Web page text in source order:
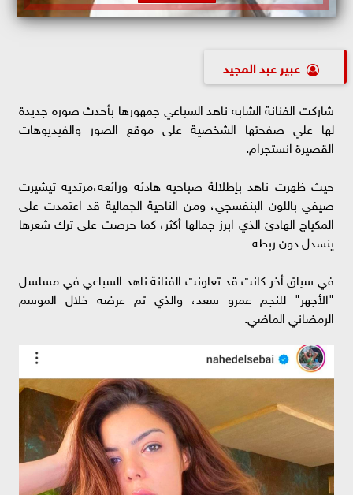
عبير عبد المجيد
شاركت الفنانة الشابه ناهد السباعي جمهورها بأحدث صوره جديدة
لها علي صفحتها الشخصية على موقع الصور والفيديوهات
القصيرة انستجرام.
حيث ظهرت ناهد بإطلالة صباحيه هادئه ورائعه،مرتديه تيشيرت
صيفي باللون البنفسجي، ومن الناحية الجمالية قد اعتمدت على
المكياج الهادئ الذي ابرز جمالها أكثر، كما حرصت على ترك شعرها
ينسدل دون ربطه
في سياق أخر كانت قد تعاونت الفنانة ناهد السباعي في مسلسل
"الأجهر" للنجم عمرو سعد، والذي تم عرضه خلال الموسم
الرمضاني الماضي.